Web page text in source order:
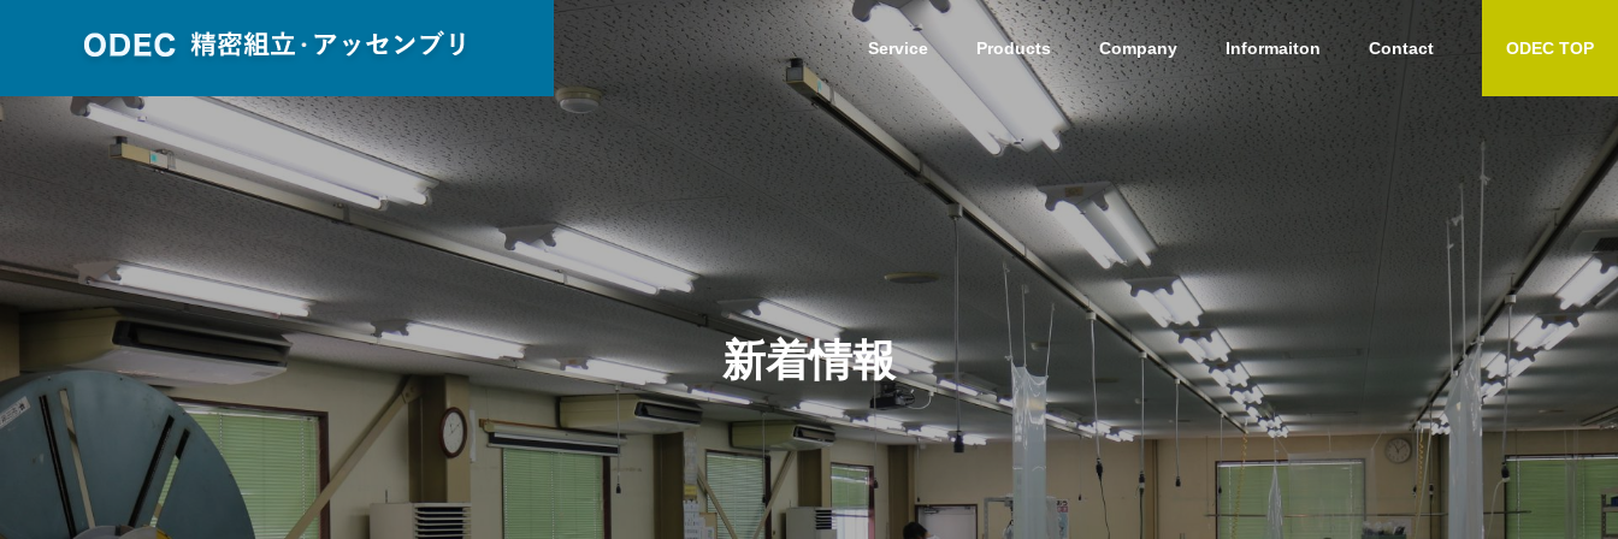
Service Products Company Informaiton Contact ODEC TOP
SERVICE
事業内容
精密組立（アッセンブリ）
サービス
光ファイバ関連製品一貫製
造
個別工程請負／光ファイバ
修理
新着情報